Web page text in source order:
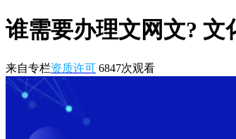
谁需要办理文网文? 文
来自专栏资质许可 6847次观看